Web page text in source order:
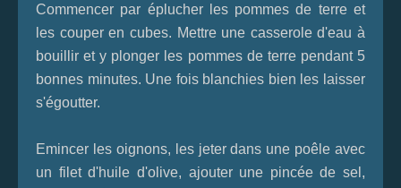
Commencer par éplucher les pommes de terre et
les couper en cubes. Mettre une casserole d'eau à
bouillir et y plonger les pommes de terre pendant 5
bonnes minutes. Une fois blanchies bien les laisser
s'égoutter.
Emincer les oignons, les jeter dans une poêle avec
un filet d'huile d'olive, ajouter une pincée de sel,